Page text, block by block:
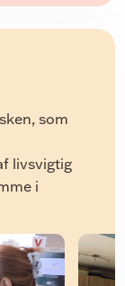
som
livsvigtig
i